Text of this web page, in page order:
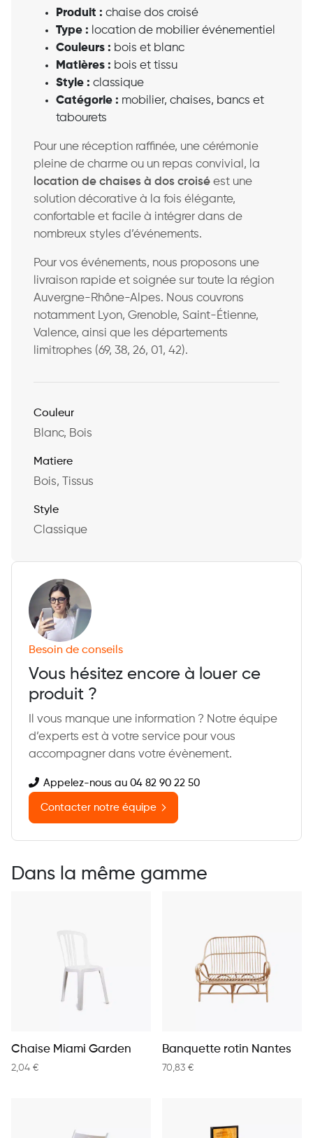
Produit : chaise dos croisé
Type : location de mobilier événementiel
Couleurs : bois et blanc
Matières : bois et tissu
Style : classique
Catégorie : mobilier, chaises, bancs et
tabourets
Pour une réception raffinée, une cérémonie
pleine de charme ou un repas convivial, la
location de chaises à dos croisé est une
solution décorative à la fois élégante,
confortable et facile à intégrer dans de
nombreux styles d’événements.
Pour vos événements, nous proposons une
livraison rapide et soignée sur toute la région
Auvergne-Rhône-Alpes. Nous couvrons
notamment Lyon, Grenoble, Saint-Étienne,
Valence, ainsi que les départements
limitrophes (69, 38, 26, 01, 42).
Couleur
Blanc, Bois
Matiere
Bois, Tissus
Style
Classique
Besoin de conseils
Vous hésitez encore à louer ce
produit ?
Il vous manque une information ? Notre équipe
d’experts est à votre service pour vous
accompagner dans votre évènement.
Appelez-nous au 04 82 90 22 50
Contacter notre équipe
Dans la même gamme
Chaise Miami Garden
2,04 €
Banquette rotin Nantes
70,83 €